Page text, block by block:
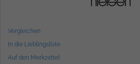
Vergleichen
In die Lieblingsliste
Auf den Merkzettel